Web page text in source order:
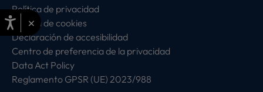
Política de privacidad
Política de cookies
Declaración de accesibilidad
Centro de preferencia de la privacidad
Data Act Policy
Reglamento GPSR (UE) 2023/988
×